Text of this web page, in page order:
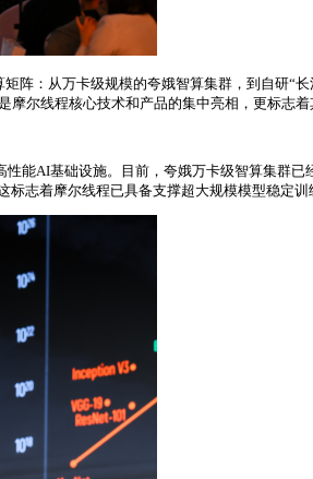
：从万卡级规模的夸娥智算集群，到自研“
尔线程核心技术和产品的集中亮相，更标志
能AI基础设施。目前，夸娥万卡级智算集群
志着摩尔线程已具备支撑超大规模模型稳定训